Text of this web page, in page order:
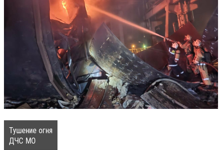
Тушение огня
ДЧС МО